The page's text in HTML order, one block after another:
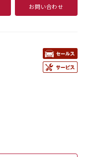
お問い合わせ